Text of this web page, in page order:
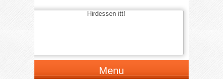
Hirdessen itt!
Menu